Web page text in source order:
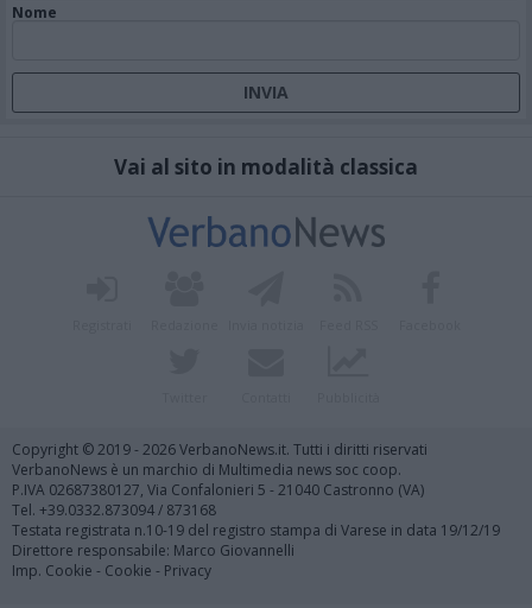
Nome
Vai al sito in modalità classica
Copyright © 2019 - 2026 VerbanoNews.it. Tutti i diritti riservati
VerbanoNews è un marchio di Multimedia news soc coop.
P.IVA 02687380127, Via Confalonieri 5 - 21040 Castronno (VA)
Tel. +39.0332.873094 / 873168
Testata registrata n.10-19 del registro stampa di Varese in data 19/12/19
Direttore responsabile: Marco Giovannelli
Imp. Cookie - Cookie - Privacy